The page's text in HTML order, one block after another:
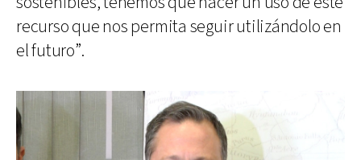
recurso que nos permita seguir utilizándolo en
el futuro”.